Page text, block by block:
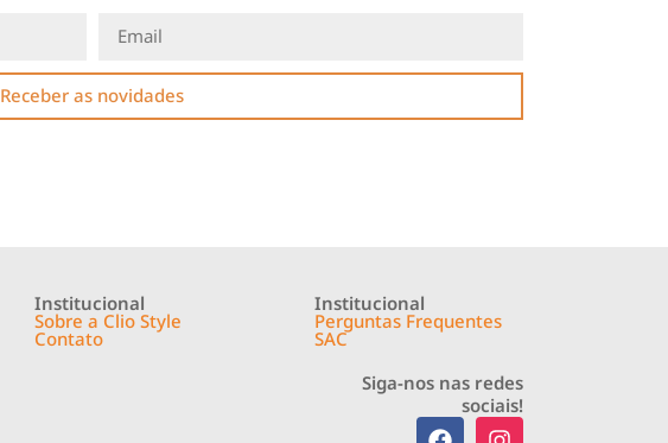
Receber as novidades
Institucional
Sobre a Clio Style
Contato
Institucional
Perguntas Frequentes
SAC
Siga-nos nas redes
sociais!